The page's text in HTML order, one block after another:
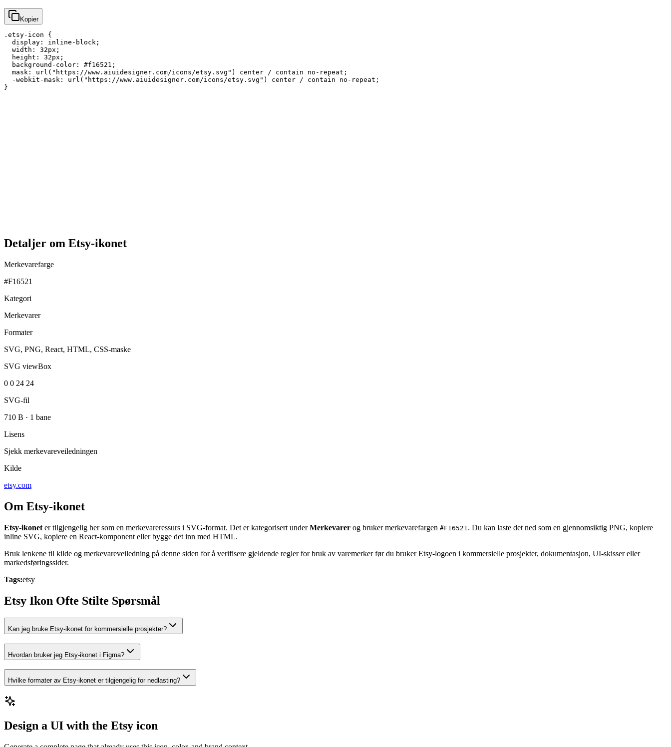
Kopier
.etsy-icon {
  display: inline-block;
  width: 32px;
  height: 32px;
  background-color: #f16521;
  mask: url("https://www.aiuidesigner.com/icons/etsy.svg") center / contain no-repeat;
  -webkit-mask: url("https://www.aiuidesigner.com/icons/etsy.svg") center / contain no-repeat;
}
Detaljer om Etsy-ikonet
Merkevarefarge
#F16521
Kategori
Merkevarer
Formater
SVG, PNG, React, HTML, CSS-maske
SVG viewBox
0 0 24 24
SVG-fil
710 B · 1 bane
Lisens
Sjekk merkevareveiledningen
Kilde
etsy.com
Om Etsy-ikonet
Etsy-ikonet er tilgjengelig her som en merkevareressurs i SVG-format. Det er kategorisert underMerkevarer og bruker merkevarefargen #F16521. Du kan laste det ned som en gjennomsiktig PNG, kopiere
inline SVG, kopiere en React-komponent eller bygge det inn med HTML.
Bruk lenkene til kilde og merkevareveiledning på denne siden for å verifisere gjeldende regler for bruk av varemerker før du bruker Etsy-logoen i kommersielle prosjekter, dokumentasjon, UI-skisser eller
markedsføringssider.
Tags:etsy
Etsy Ikon Ofte Stilte Spørsmål
Kan jeg bruke Etsy-ikonet for kommersielle prosjekter?
Hvordan bruker jeg Etsy-ikonet i Figma?
Hvilke formater av Etsy-ikonet er tilgjengelig for nedlasting?
Design a UI with the Etsy icon